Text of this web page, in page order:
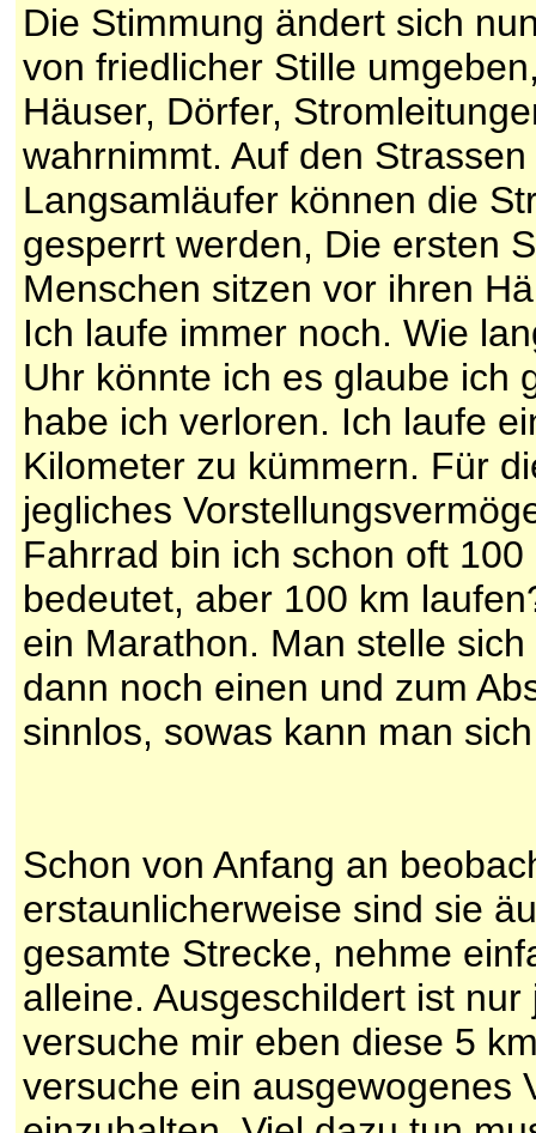
Die Stimmung ändert sich
von friedlicher Stille
Häuser, Dörfer,
wahrnimmt. Auf den
Langsamläufer können die
gesperrt werden, Die ersten
Menschen sitzen vor ihren
Ich laufe immer noch. Wie
Uhr könnte ich es glaube ich
habe ich verloren. Ich laufe
Kilometer zu kümmern. Für
jegliches
Fahrrad bin ich schon oft
bedeutet, aber 100 km
ein Marathon. Man stelle
dann noch einen und zum
sinnlos, sowas kann man
Schon von Anfang an
erstaunlicherweise sind sie
gesamte Strecke, nehme
alleine. Ausgeschildert ist
versuche mir eben diese 5
versuche ein ausgewogenes